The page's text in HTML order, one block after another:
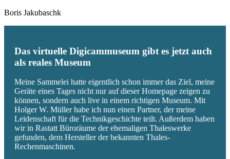
Boris Jakubaschk
Das virtuelle Digicammuseum gibt es jetzt auch
als reales Museum
Meine Sammelei hatte eigentlich schon immer das Ziel, meine
Geräte eines Tages nicht nur auf dieser Homepage zeigen zu
können, sondern auch live in einem richtigen Museum. Mit
Holger W. Müller habe ich nun einen Partner, der meine
Leidenschaft für die Technikgeschichte teilt. Außerdem haben
wir in Rastatt Büroräume der ehemaligen Thaleswerke
gefunden, dem Hersteller der bekannten Thales-
Rechenmaschinen.